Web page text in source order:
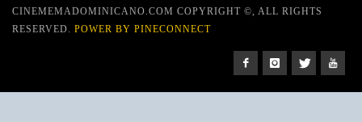
CINEMEMADOMINICANO.COM COPYRIGHT ©, ALL RIGHTS
RESERVED. POWER BY PINECONNECT